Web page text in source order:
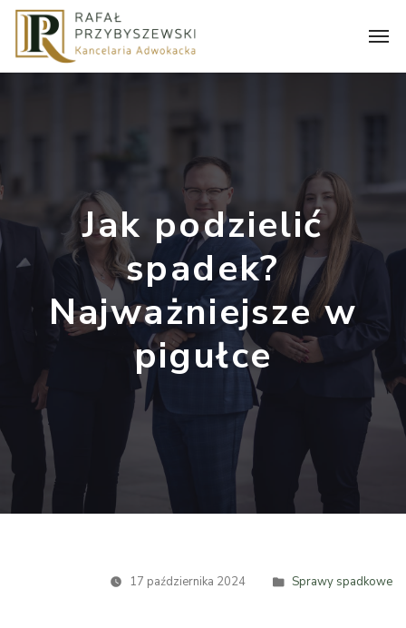
Jak podzielić
spadek?
Najważniejsze w
pigułce
17 października 2024 Sprawy spadkowe